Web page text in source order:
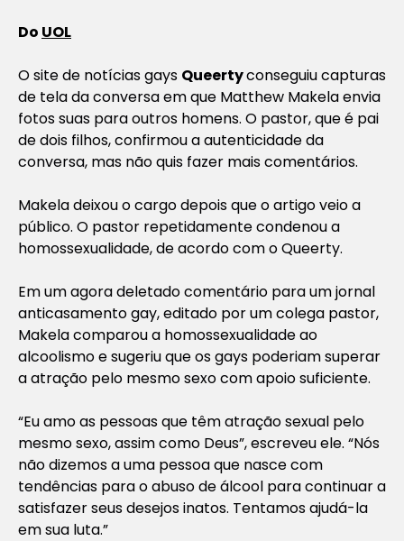
Do UOL
O site de notícias gays Queertyconseguiu capturas
de tela da conversa em que Matthew Makela envia
fotos suas para outros homens. O pastor, que é pai
de dois filhos, confirmou a autenticidade da
conversa, mas não quis fazer mais comentários.
Makela deixou o cargo depois que o artigo veio a
público. O pastor repetidamente condenou a
homossexualidade, de acordo com o Queerty.
Em um agora deletado comentário para um jornal
anticasamento gay, editado por um colega pastor,
Makela comparou a homossexualidade ao
alcoolismo e sugeriu que os gays poderiam superar
a atração pelo mesmo sexo com apoio suficiente.
“Eu amo as pessoas que têm atração sexual pelo
mesmo sexo, assim como Deus”, escreveu ele. “Nós
não dizemos a uma pessoa que nasce com
tendências para o abuso de álcool para continuar a
satisfazer seus desejos inatos. Tentamos ajudá-la
em sua luta.”